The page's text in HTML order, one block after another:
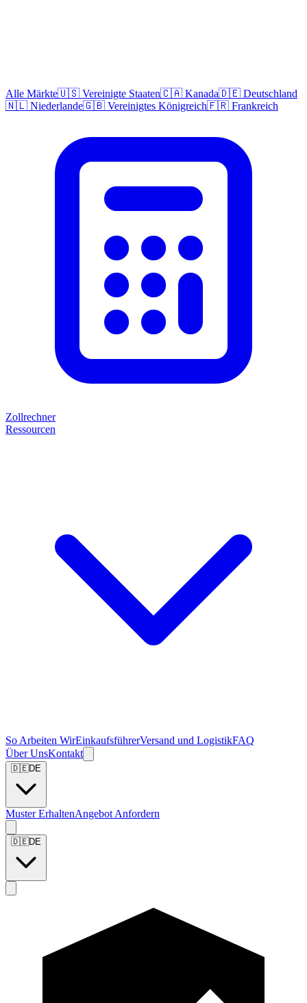
Alle Märkte🇺🇸 Vereinigte Staaten🇨🇦 Kanada🇩🇪 Deutschland
🇳🇱 Niederlande🇬🇧 Vereinigtes Königreich🇫🇷 Frankreich
Zollrechner
Ressourcen
So Arbeiten WirEinkaufsführerVersand und LogistikFAQ
Über UnsKontakt
🇩🇪DE
Muster ErhaltenAngebot Anfordern
🇩🇪DE